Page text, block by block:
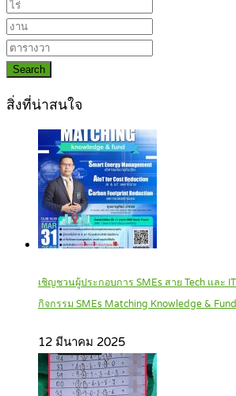
Search
สิ่งที่น่าสนใจ
เชิญชวนผู้ประกอบการ SMEs สาย Tech และ
กิจกรรม SMEs Matching Knowledge & Fund
12 มีนาคม 2025